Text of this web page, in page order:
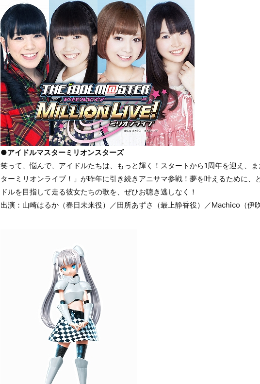
●アイドルマスターミリオンスターズ
笑って、悩んで、アイドルたちは、もっと輝く！スタートから1周年を迎え、
ターミリオンライブ！」が昨年に引き続きアニサマ参戦！夢を叶えるために、
ドルを目指して走る彼女たちの歌を、ぜひお聴き逃しなく！
出演：山崎はるか（春日未来役）／田所あずさ（最上静香役）／Machico（伊